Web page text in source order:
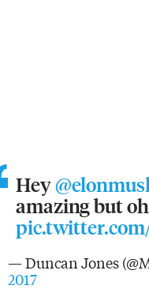
Hey
amazing but
— Duncan Jones
2017